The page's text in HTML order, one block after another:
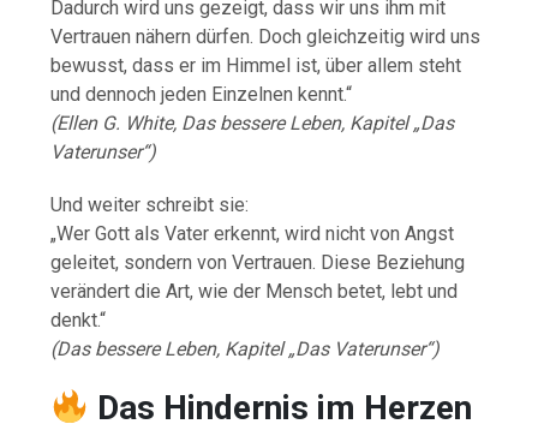
Dadurch wird uns gezeigt, dass wir uns ihm mit
Vertrauen nähern dürfen. Doch gleichzeitig wird uns
bewusst, dass er im Himmel ist, über allem steht
und dennoch jeden Einzelnen kennt.“
(Ellen G. White, Das bessere Leben, Kapitel „Das
Vaterunser“)
Und weiter schreibt sie:
„Wer Gott als Vater erkennt, wird nicht von Angst
geleitet, sondern von Vertrauen. Diese Beziehung
verändert die Art, wie der Mensch betet, lebt und
denkt.“
(Das bessere Leben, Kapitel „Das Vaterunser“)
Das Hindernis im Herzen